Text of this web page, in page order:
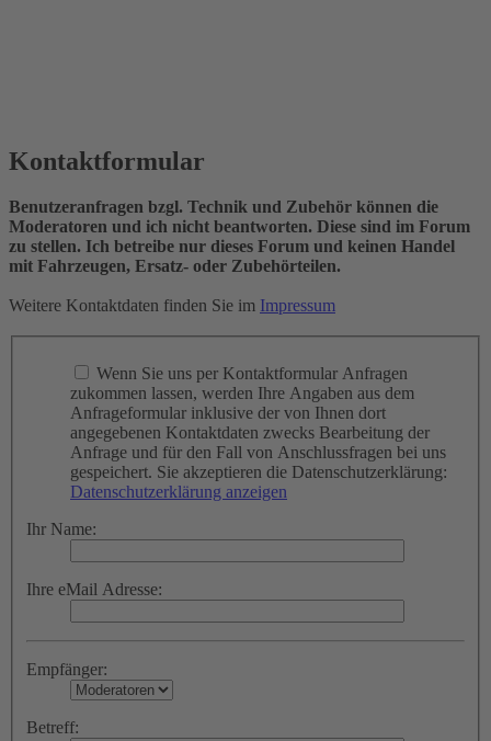
Kontaktformular
Benutzeranfragen bzgl. Technik und Zubehör können die
Moderatoren und ich nicht beantworten. Diese sind im Forum
zu stellen. Ich betreibe nur dieses Forum und keinen Handel
mit Fahrzeugen, Ersatz- oder Zubehörteilen.
Weitere Kontaktdaten finden Sie im Impressum
Wenn Sie uns per Kontaktformular Anfragen
zukommen lassen, werden Ihre Angaben aus dem
Anfrageformular inklusive der von Ihnen dort
angegebenen Kontaktdaten zwecks Bearbeitung der
Anfrage und für den Fall von Anschlussfragen bei uns
gespeichert. Sie akzeptieren die Datenschutzerklärung:
Datenschutzerklärung anzeigen
Ihr Name:
Ihre eMail Adresse:
Empfänger:
Betreff: